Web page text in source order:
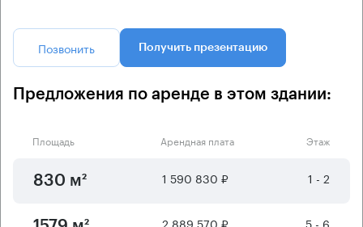
Позвонить Получить презентацию
Предложения по аренде в этом здании:
Площадь Арендная плата Этаж
830 м² 1 590 830 ₽ 1 - 2
2 889 570 ₽ 5 - 6